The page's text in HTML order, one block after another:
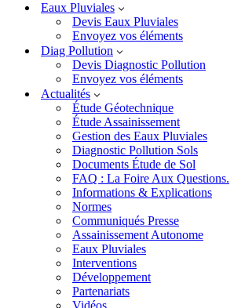
Eaux Pluviales
Devis Eaux Pluviales
Envoyez vos éléments
Diag Pollution
Devis Diagnostic Pollution
Envoyez vos éléments
Actualités
Étude Géotechnique
Étude Assainissement
Gestion des Eaux Pluviales
Diagnostic Pollution Sols
Documents Étude de Sol
FAQ : La Foire Aux Questions.
Informations & Explications
Normes
Communiqués Presse
Assainissement Autonome
Eaux Pluviales
Interventions
Développement
Partenariats
Vidéos